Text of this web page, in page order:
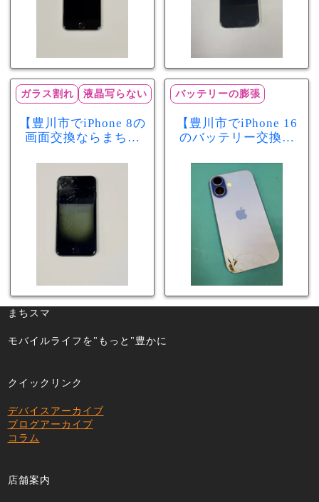
ガラス割れ 液晶写らない
【豊川市でiPhone 8の
画面交換ならまちス
れ・液晶不良も当日
60分で修理可能！
バッテリーの膨張
【豊川市でiPhone 16
のバッテリー交換な
少し膨張したバッテ
リーも当日90分で安
心修理！
まちスマ
モバイルライフを"もっと"豊かに
クイックリンク
デバイスアーカイブ
ブログアーカイブ
コラム
店舗案内